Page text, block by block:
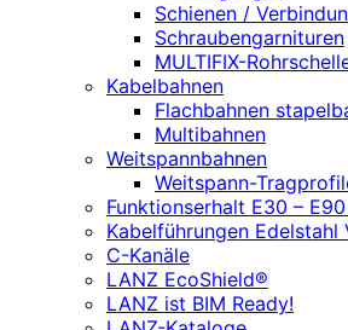
Schienen /
Schraubengarnituren
MULTIFIX-
Kabelbahnen
Flachbahnen
Multibahnen
Weitspannbahnen
Weitspann-
Funktionserhalt E30 –
Kabelführungen Edelstahl
C-Kanäle
LANZ EcoShield®
LANZ ist BIM Ready!